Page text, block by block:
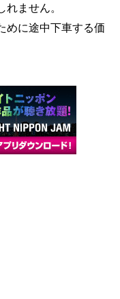
れません。
めに途中下車する価